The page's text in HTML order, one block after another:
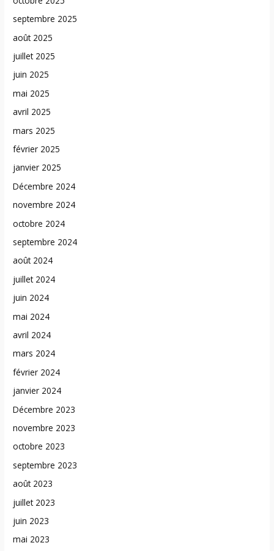
septembre 2025
août 2025
juillet 2025
juin 2025
mai 2025
avril 2025
mars 2025
février 2025
janvier 2025
Décembre 2024
novembre 2024
octobre 2024
septembre 2024
août 2024
juillet 2024
juin 2024
mai 2024
avril 2024
mars 2024
février 2024
janvier 2024
Décembre 2023
novembre 2023
octobre 2023
septembre 2023
août 2023
juillet 2023
juin 2023
mai 2023